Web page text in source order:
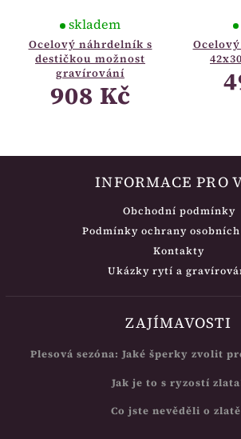
Ocelový náhrdelník s
destičkou možnost
gravírování
skladem
908 Kč
INFORMACE PRO
Obchodní podmínky
Podmínky ochrany
Kontakty
Ukázky rytí a
ZAJÍMAVOSTI
Plesová sezóna: Jaké šperky zvolit
Jak je to s ryzostí
Co jste nevěděli o